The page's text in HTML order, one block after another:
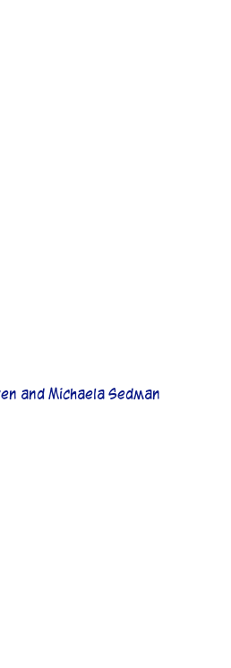
and Michaela Sedman